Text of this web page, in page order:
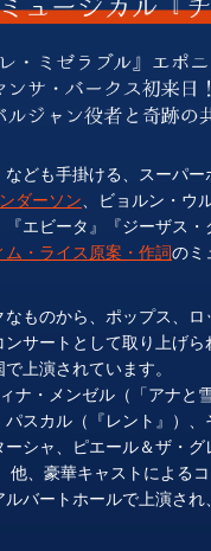
なども手掛ける、スーパ
ダーソン 、ビョルン・ウ
『エビータ』『ジーザス
ム・ライス原案・作詞のミ
ものから、ポップス、ロ
サートとして取り上げら
上演されています。
ナ・メンゼル（「アナと
スカル（『レント』）、
シャ、ピエール＆ザ・グ
他、豪華キャストによる
ルバートホールで上演さ